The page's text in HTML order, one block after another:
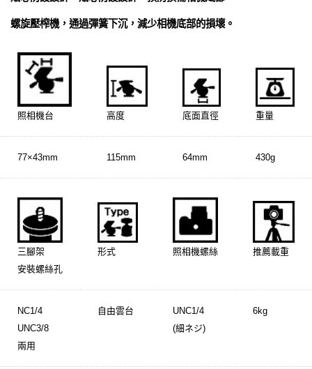
螺旋壓榨機，通過彈簧下沉，減少相機底部的損壞。
照相機台 高度 底面直徑 重量
77×43mm 115mm 64mm 430g
三腳架
安裝螺絲孔
形式 照相機螺絲 推薦載重
NC1/4
UNC3/8
兩用
自由雲台
UNC1/4
(細ネジ)
6kg